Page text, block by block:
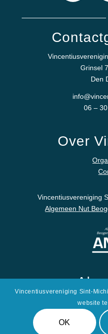
Grinsel
Den
06 –
Over
Vincentiusvereniging
Algemeen Nut
Vincentiusvereniging Sint-
website
OK